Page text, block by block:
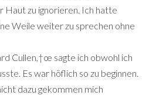
zu ignorieren. Ich hatte
Weile weiter zu sprechen ohne
Cullen,†œ sagte ich obwohl ich
Es war höflich so zu beginnen.
dazu gekommen mich